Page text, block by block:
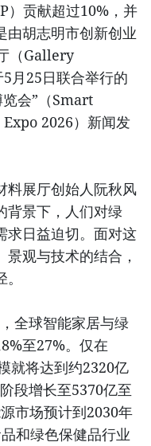
）贡献超过10%，并
由胡志明市创新创业
（Gallery
25日联合举行的
会”（Smart
2026）新闻发
料展厅创始人阮秋风
背景下，人们对绿
求日益迫切。面对这
观与技术的结合，
全球智能家居与绿
至27%。仅在
就将达到约2320亿
段增长至5370亿至
市场预计到2030年
和绿色保健品行业